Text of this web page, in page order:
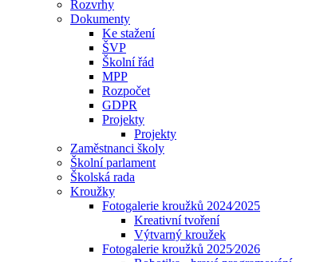
Rozvrhy
Dokumenty
Ke stažení
ŠVP
Školní řád
MPP
Rozpočet
GDPR
Projekty
Projekty
Zaměstnanci školy
Školní parlament
Školská rada
Kroužky
Fotogalerie kroužků 2024⁄2025
Kreativní tvoření
Výtvarný kroužek
Fotogalerie kroužků 2025⁄2026